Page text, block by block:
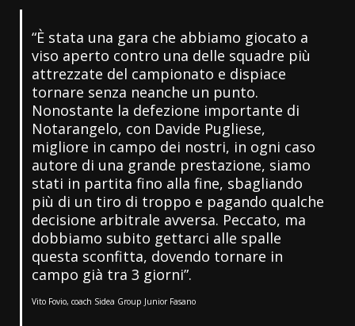
“È stata una gara che abbiamo giocato a
viso aperto contro una delle squadre più
attrezzate del campionato e dispiace
tornare senza neanche un punto.
Nonostante la defezione importante di
Notarangelo, con Davide Pugliese,
migliore in campo dei nostri, in ogni caso
autore di una grande prestazione, siamo
stati in partita fino alla fine, sbagliando
più di un tiro di troppo e pagando qualche
decisione arbitrale avversa. Peccato, ma
dobbiamo subito gettarci alle spalle
questa sconfitta, dovendo tornare in
campo già tra 3 giorni”.
Vito Fovio, coach Sidea Group Junior Fasano